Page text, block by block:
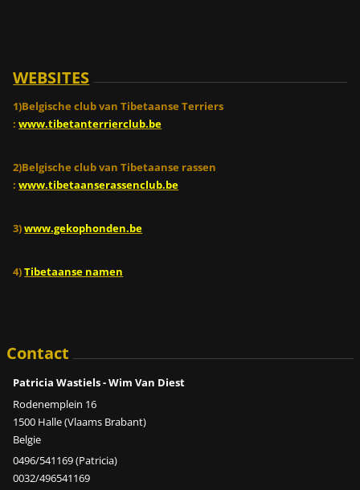
WEBSITES
1)Belgische club van Tibetaanse Terriers
:www.tibetanterrierclub.be
2)Belgische club van Tibetaanse rassen
: www.tibetaanserassenclub.be
3)www.gekophonden.be
4)Tibetaanse namen
Contact
Patricia Wastiels - Wim Van Diest
Rodenemplein 16
1500 Halle (Vlaams Brabant)
Belgie
0496/541169 (Patricia)
0032/496541169